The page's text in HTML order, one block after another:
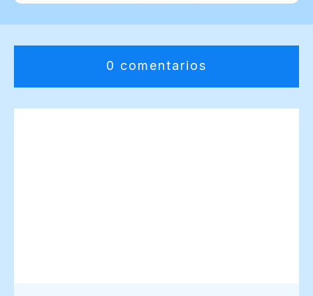
0 comentarios